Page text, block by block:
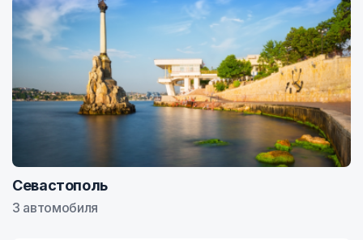
Севастополь
3 автомобиля